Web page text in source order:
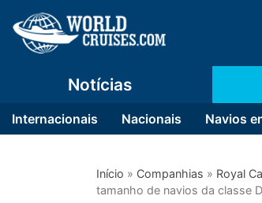
Notícias
Internacionais Nacionais Navios
Início » Companhias » Royal
tamanho de navios da classe